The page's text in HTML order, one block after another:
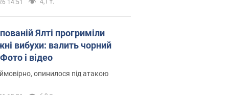
14:51 4,1 т.
Ялті прогриміли
вибухи: валить чорний
і відео
опинилося під атакою